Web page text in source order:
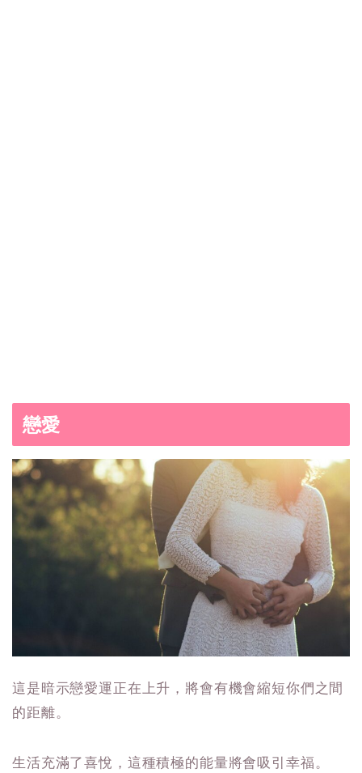
戀愛
這是暗示戀愛運正在上升，將會有機會縮短你們之間
的距離。
生活充滿了喜悅，這種積極的能量將會吸引幸福。